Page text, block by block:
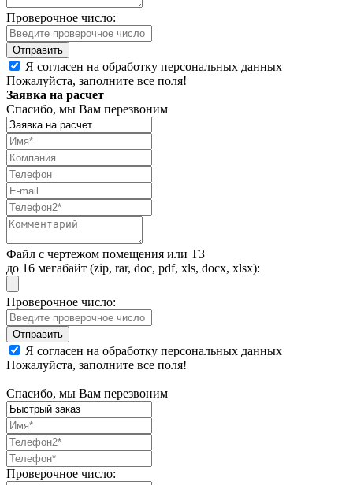
Проверочное число:
Я согласен на обработку персональных данных
Пожалуйста, заполните все поля!
Заявка на расчет
Спасибо, мы Вам перезвоним
Файл с чертежом помещения или ТЗ
до 16 мегабайт (zip, rar, doc, pdf, xls, docx, xlsx):
Проверочное число:
Я согласен на обработку персональных данных
Пожалуйста, заполните все поля!
Спасибо, мы Вам перезвоним
Проверочное число: